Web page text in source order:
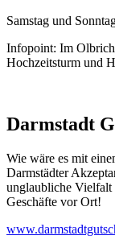
Samstag und
Infopoint: Im
Hochzeitsturm und
Darmstadt
Wie wäre es mit
Darmstädter
unglaubliche
Geschäfte vor Ort!